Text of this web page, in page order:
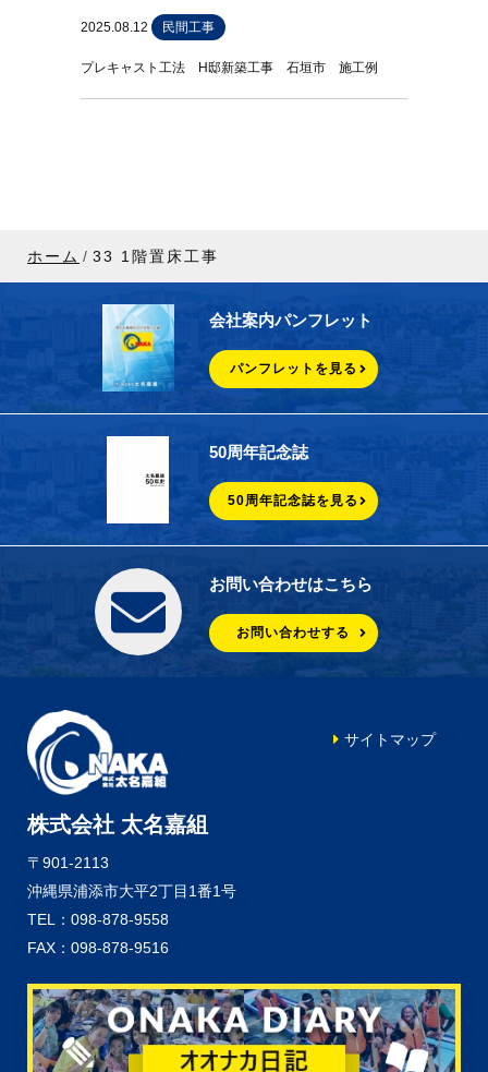
2025.08.12 民間工事
プレキャスト工法 H邸新築工事 石垣市 施工例
ホーム 33 1階置床工事
会社案内パンフレット
パンフレットを見る
50周年記念誌
50周年記念誌を見る
お問い合わせはこちら
お問い合わせする
株式会社 太名嘉組
〒901-2113
沖縄県浦添市大平2丁目1番1号
TEL：098-878-9558
FAX：098-878-9516
サイトマップ